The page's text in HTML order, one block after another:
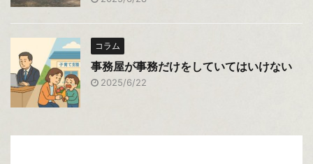
コラム
事務屋が事務だけをしていてはいけない
2025/6/22